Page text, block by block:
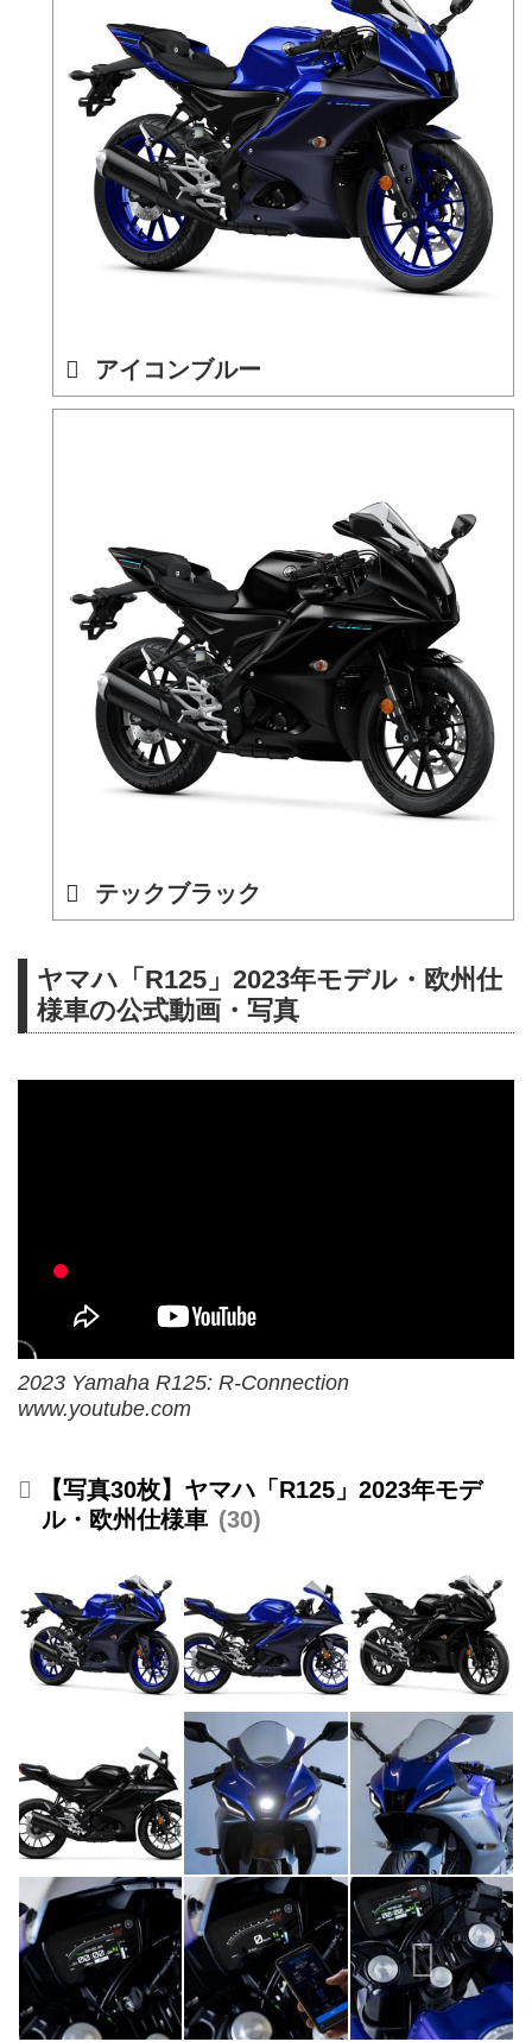
アイコンブルー
テックブラック
ヤマハ「R125」2023年モデル・欧州仕
様車の公式動画・写真
2023 Yamaha R125: R-Connection
www.youtube.com
【写真30枚】ヤマハ「R125」2023年モデ
ル・欧州仕様車
30